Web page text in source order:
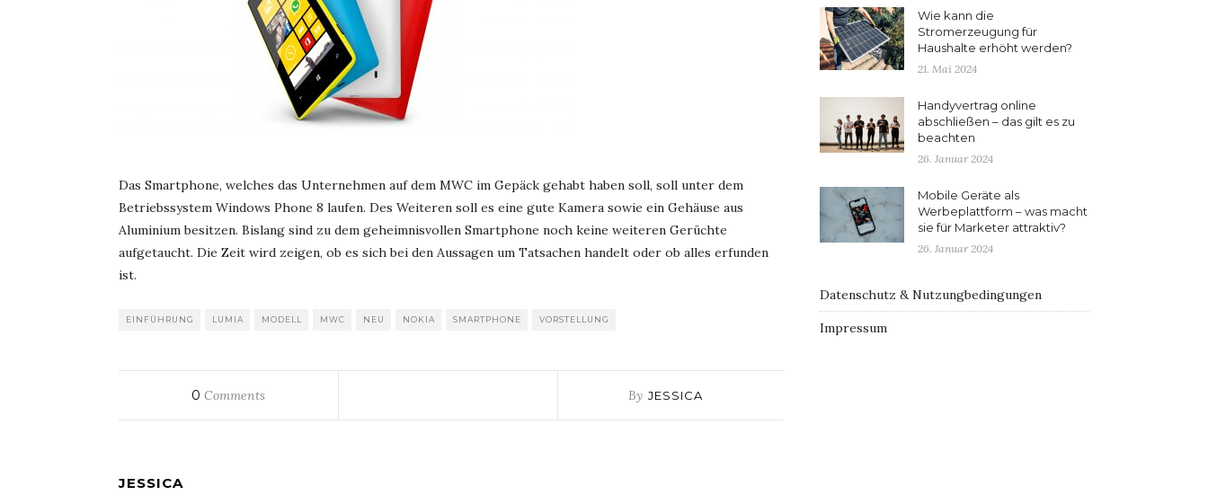
Das Smartphone, welches das Unternehmen auf dem MWC im Gepäck gehabt haben soll, soll unter dem
Betriebssystem Windows Phone 8 laufen. Des Weiteren soll es eine gute Kamera sowie ein Gehäuse aus
Aluminium besitzen. Bislang sind zu dem geheimnisvollen Smartphone noch keine weiteren Gerüchte
aufgetaucht. Die Zeit wird zeigen, ob es sich bei den Aussagen um Tatsachen handelt oder ob alles erfunden
ist.
EINFÜHRUNG LUMIA MODELL MWC NEU NOKIA SMARTPHONE VORSTELLUNG
0 Comments By JESSICA
JESSICA
Wie kann die
Stromerzeugung für
Haushalte erhöht werden?
21. Mai 2024
Handyvertrag online
abschließen – das gilt es zu
beachten
26. Januar 2024
Mobile Geräte als
Werbeplattform – was macht
sie für Marketer attraktiv?
26. Januar 2024
Datenschutz & Nutzungbedingungen
Impressum